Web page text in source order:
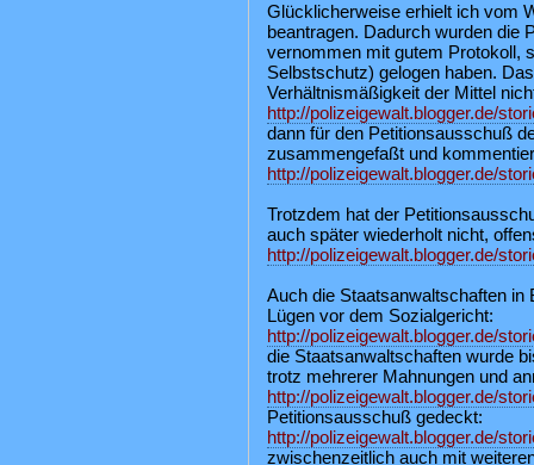
Glücklicherweise erhielt ich vom
beantragen. Dadurch wurden die
vernommen mit gutem Protokoll,
Selbstschutz) gelogen haben.
Verhältnismäßigkeit der Mittel
http://polizeigewalt.blogger.de/
dann für den Petitionsausschuß
zusammengefaßt und
http://polizeigewalt.blogger.de/
Trotzdem hat der
auch später wiederholt nicht,
http://polizeigewalt.blogger.de/
Auch die Staatsanwaltschaften in
Lügen vor dem Sozialgericht:
http://polizeigewalt.blogger.de/
die Staatsanwaltschaften wurde
trotz mehrerer Mahnungen und
http://polizeigewalt.blogger.de/
Petitionsausschuß gedeckt:
http://polizeigewalt.blogger.de/
zwischenzeitlich auch mit